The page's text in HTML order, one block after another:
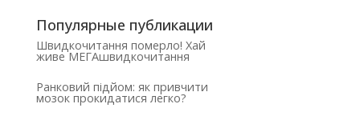
Популярные публикации
Швидкочитання померло! Хай
живе МЕГАшвидкочитання
Ранковий підйом: як привчити
мозок прокидатися легко?